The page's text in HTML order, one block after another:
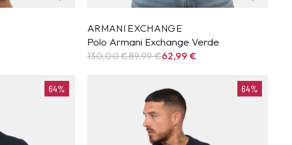
ARMANI EXCHANGE
Polo Armani Exchange Verde
130,00 €89,99€62,99€
64% 64%